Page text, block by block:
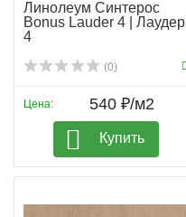
Линолеум Синтерос
Bonus Lauder 4 | Лаудер
4
(0)
Цена: 540 ₽/м2
Купить